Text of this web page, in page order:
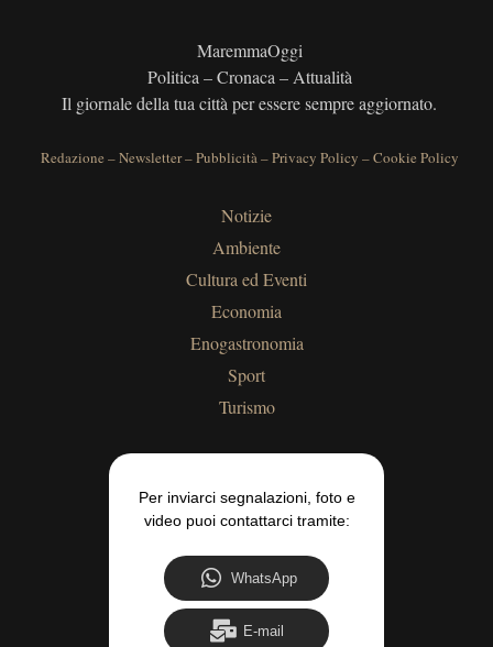
MaremmaOggi
Politica – Cronaca – Attualità
Il giornale della tua città per essere sempre aggiornato.
Redazione –Newsletter–Pubblicità –Privacy Policy –Cookie Policy
Notizie
Ambiente
Cultura ed Eventi
Economia
Enogastronomia
Sport
Turismo
Per inviarci segnalazioni, foto e
video puoi contattarci tramite:
WhatsApp
E-mail